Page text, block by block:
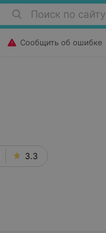
Поиск по сайту
Сообщить об ошибке
3.3